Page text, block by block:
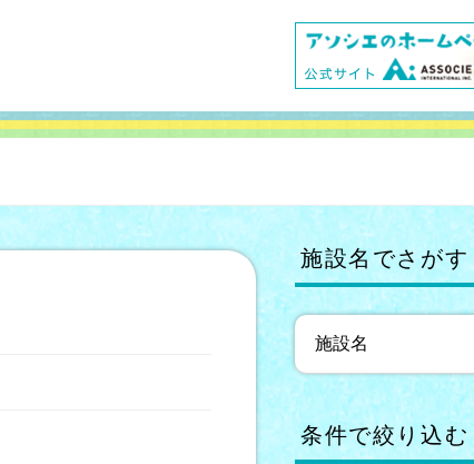
施設名でさがす
条件で絞り込む